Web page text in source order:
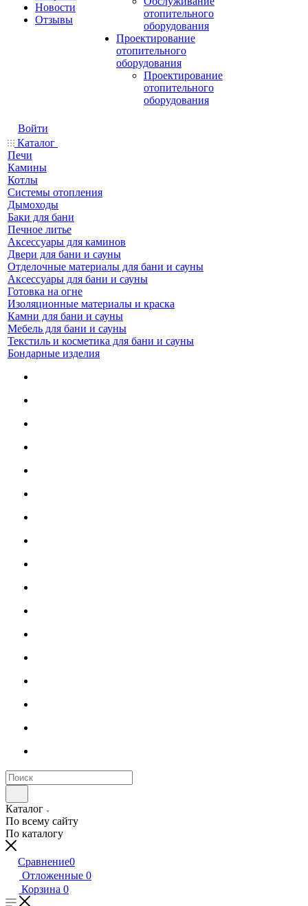
Новости
Отзывы
отопительного
оборудования
Проектирование
отопительного
оборудования
Проектирование
отопительного
оборудования
Войти
Каталог
Печи
Камины
Котлы
Системы отопления
Дымоходы
Баки для бани
Печное литье
Аксессуары для каминов
Двери для бани и сауны
Отделочные материалы для бани и сауны
Аксессуары для бани и сауны
Готовка на огне
Изоляционные материалы и краска
Камни для бани и сауны
Мебель для бани и сауны
Текстиль и косметика для бани и сауны
Бондарные изделия
Каталог
По всему сайту
По каталогу
Сравнение0
Отложенные 0
Корзина 0